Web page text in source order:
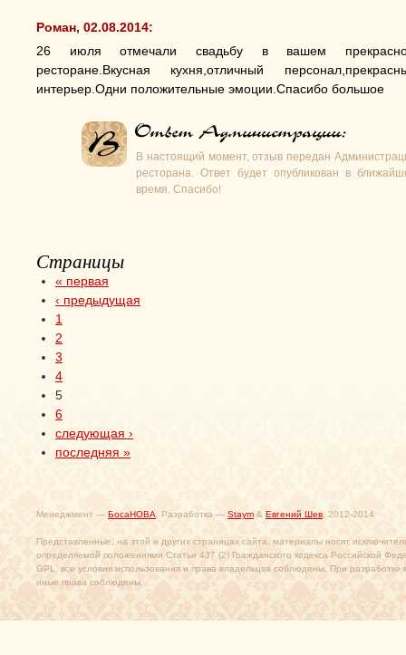
Роман, 02.08.2014:
26 июля отмечали свадьбу в вашем
ресторане.Вкусная кухня,отличный
интерьер.Одни положительные эмоции.Спасибо большое
В настоящий момент, отзыв передан
ресторана. Ответ будет опубликован в
время. Спасибо!
Страницы
« первая
‹ предыдущая
1
2
3
4
5
6
следующая ›
последняя »
Менеджмент — БосаНОВА . Разработка — Staym & Евгений Шев , 2012-2014
Представленные, на этой и других страницах сайта, материалы носят
определяемой положениями Статьи 437 (2) Гражданского кодекса Российской
GPL, все условия использования и права владельцев соблюдены. При
иные права соблюдены.